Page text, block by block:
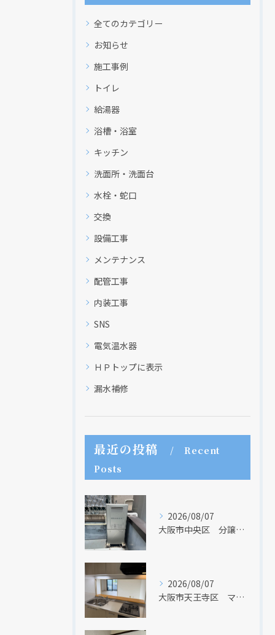
全てのカテゴリー
お知らせ
施工事例
トイレ
給湯器
浴槽・浴室
キッチン
洗面所・洗面台
水栓・蛇口
交換
設備工事
メンテナンス
配管工事
内装工事
SNS
電気温水器
ＨＰトップに表示
漏水補修
最近の投稿
Recent
Posts
2026/08/07
大阪市中央区 分譲マンションの給湯器取替リフォーム工事 UV除菌機能搭載給湯器
2026/08/07
大阪市天王寺区 マンションのキッチン取替及び内装リフォーム工事 クリナップ